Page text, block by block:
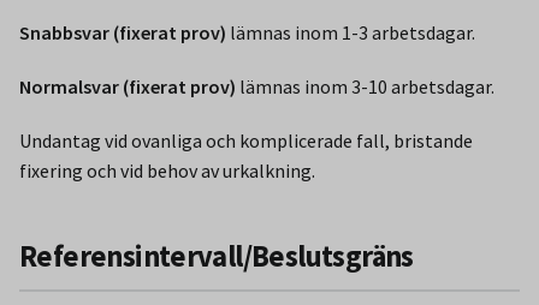
Snabbsvar (fixerat prov) lämnas inom 1-3 arbetsdagar.
Normalsvar (fixerat prov) lämnas inom 3-10 arbetsdagar.
Undantag vid ovanliga och komplicerade fall, bristande
fixering och vid behov av urkalkning.
Referensintervall/Beslutsgräns